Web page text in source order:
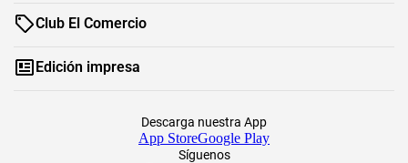
Club El Comercio
Edición impresa
Síguenos
Descarga nuestra App
App StoreGoogle Play